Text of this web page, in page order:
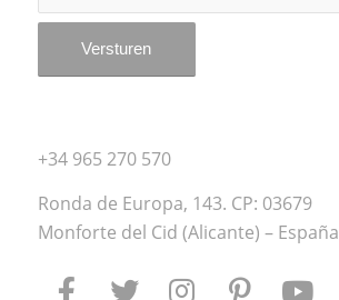
+34 965 270 570
Ronda de Europa, 143. CP: 03679
Monforte del Cid (Alicante) – España